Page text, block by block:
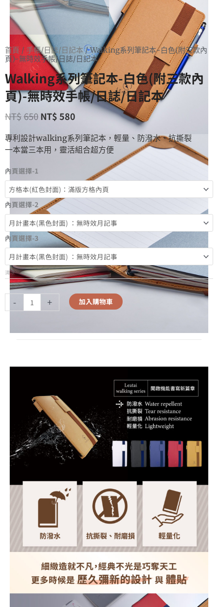
首頁 / 手帳/日誌/日記本/ Walking系列筆記本-白色(附三款內
頁)-無時效手帳/日誌/日記本
Walking系列筆記本-白色(附三款內
頁)-無時效手帳/日誌/日記本
NT$650 NT$580
專利設計walking系列筆記本，輕量、防潑水、抗撕裂
一本當三本用，靈活組合超方便
內頁選擇-1
內頁選擇-2
內頁選擇-3
清除
- + 加入購物車